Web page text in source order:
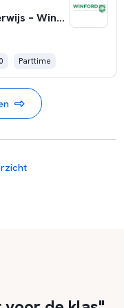
Leerkracht (tweetalig) Basisonderwijs – Winford Haarlem (0,6 FTE)
Parttime